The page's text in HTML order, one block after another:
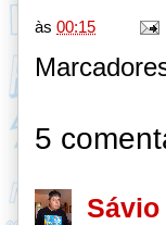
às 00:15
5